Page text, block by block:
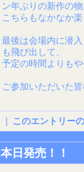
ン年ぶりの新作の物
こちらもなかなか
最後は会場内に潜
も飛び出して、
予定の時間よりも
ご参加いただいた
| このエントリー
本日発売！！